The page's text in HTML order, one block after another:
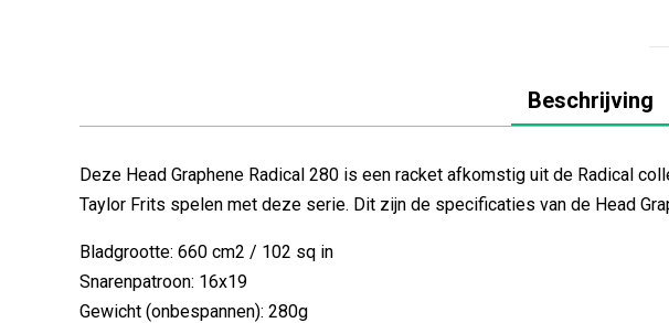
Beschrijving
Deze Head Graphene Radical 280 is een racket afkomstig uit de Radical
Taylor Frits spelen met deze serie. Dit zijn de specificaties van de Head
Bladgrootte: 660 cm2 / 102 sq in
Snarenpatroon: 16x19
Gewicht (onbespannen): 280g